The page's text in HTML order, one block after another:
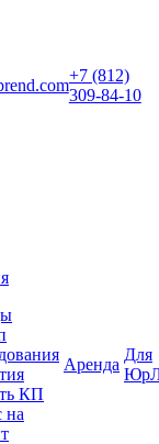
+7 (812)
309-84-10
КП
на
Аренда
Для